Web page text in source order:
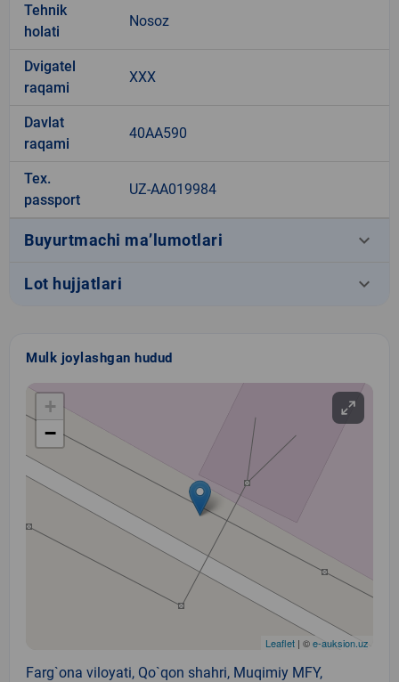
Tehnik
holati
Nosoz
Dvigatel
raqami
XXX
Davlat
raqami
40AA590
Tex.
passport
UZ-AA019984
Buyurtmachi ma’lumotlari keyboard_arrow_down
Lot hujjatlari keyboard_arrow_down
Mulk joylashgan hudud
+
−
Leaflet | ©e-auksion.uz
Farg`ona viloyati, Qo`qon shahri, Muqimiy MFY,